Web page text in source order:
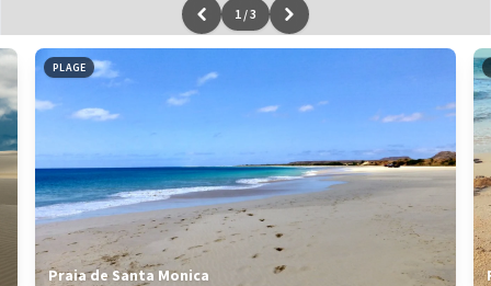
Leaflet|données ©OpenStreetMap/ODbL - renduOSM France
1 /3
PLAGE
Praia de Santa Monica